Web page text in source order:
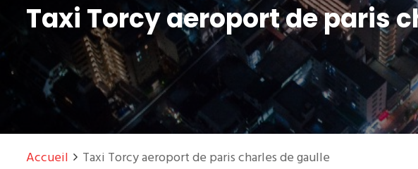
Taxi Torcy aeroport de paris
Accueil Taxi Torcy aeroport de paris charles de gaulle